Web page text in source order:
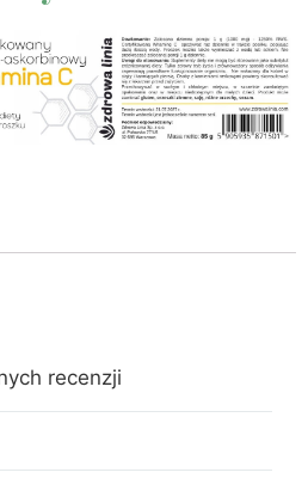
recenzji